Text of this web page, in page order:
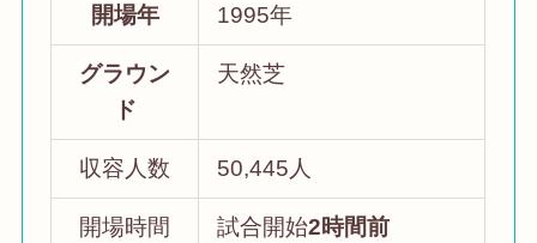
開場年 1995年
グラウン
ド
天然芝
収容人数 50,445人
開場時間 試合開始2時間前